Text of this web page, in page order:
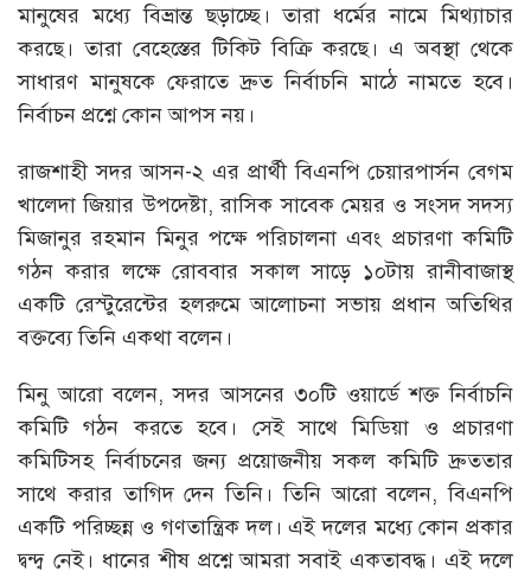
মানুষের মধ্যে বিভ্রান্ত ছড়াচ্ছে। তারা ধর্মের নামে মিথ্যাচার
করছে। তারা বেহেস্তের টিকিট বিক্রি করছে। এ অবস্থা থেকে
সাধারণ মানুষকে ফেরাতে দ্রুত নির্বাচনি মাঠে নামতে হবে।
নির্বাচন প্রশ্নে কোন আপস নয়।
রাজশাহী সদর আসন-২ এর প্রার্থী বিএনপি চেয়ারপার্সন বেগম
খালেদা জিয়ার উপদেষ্টা, রাসিক সাবেক মেয়র ও সংসদ সদস্য
মিজানুর রহমান মিনুর পক্ষে পরিচালনা এবং প্রচারণা কমিটি
গঠন করার লক্ষে রোববার সকাল সাড়ে ১০টায় রানীবাজাস্থ
একটি রেস্টুরেন্টের হলরুমে আলোচনা সভায় প্রধান অতিথির
বক্তব্যে তিনি একথা বলেন।
মিনু আরো বলেন, সদর আসনের ৩০টি ওয়ার্ডে শক্ত নির্বাচনি
কমিটি গঠন করতে হবে। সেই সাথে মিডিয়া ও প্রচারণা
কমিটিসহ নির্বাচনের জন্য প্রয়োজনীয় সকল কমিটি দ্রুততার
সাথে করার তাগিদ দেন তিনি। তিনি আরো বলেন, বিএনপি
একটি পরিচ্ছন্ন ও গণতান্ত্রিক দল। এই দলের মধ্যে কোন প্রকার
দ্বন্দ্ব নেই। ধানের শীষ প্রশ্নে আমরা সবাই একতাবদ্ধ। এই দলে